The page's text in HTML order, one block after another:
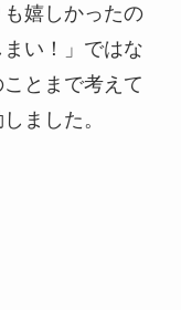
嬉しかったの
い！」ではな
とまで考えて
ました。